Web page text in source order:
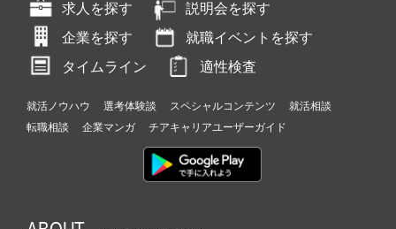
求人を探す
説明会を探す
企業を探す
就職イベントを探す
タイムライン
適性検査
就活ノウハウ 選考体験談 スペシャルコンテンツ
就活相談
転職相談
企業マンガ チアキャリアユーザーガイド